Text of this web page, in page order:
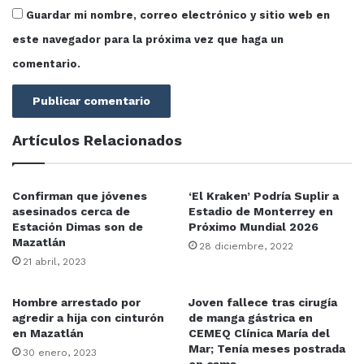
En los 400 metros con vallas Sub-20, Gonzalo Medina
se llevó el bronce al registrar un tiempo de 54.65
El oro fue para Veracruz con José Manuel Higuera y un
tiempo de 52.72 segundo. Mientras que la plata
Guardar mi nombre, correo electrónico y sitio web en
este navegador para la próxima vez que haga un
comentario.
Artículos Relacionados
Confirman que jóvenes
asesinados cerca de
Estación Dimas son de
Mazatlán
21 abril, 2023
‘El Kraken’ Podría Suplir a
Estadio de Monterrey en
Próximo Mundial 2026
28 diciembre, 2022
Hombre arrestado por
agredir a hija con cinturón
en Mazatlán
30 enero, 2023
Joven fallece tras cirugía
de manga gástrica en
CEMEQ Clínica María del
Mar; Tenía meses postrada